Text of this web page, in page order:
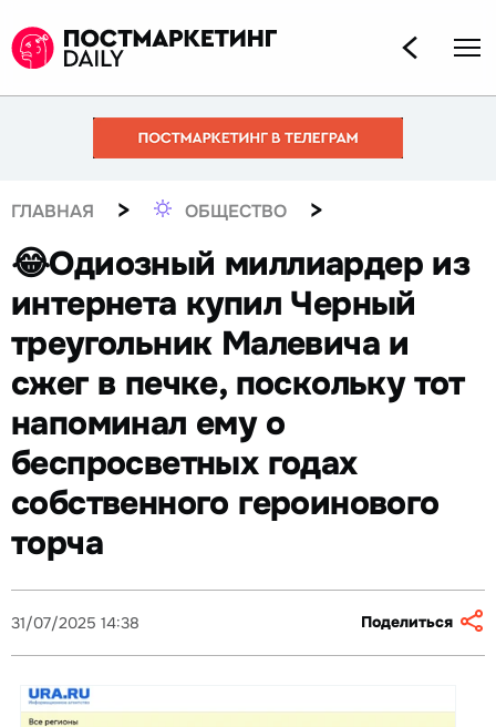
ГЛАВНАЯ > ОБЩЕСТВО >
😂Одиозный миллиардер из
интернета купил Черный
треугольник Малевича и
сжег в печке, поскольку тот
напоминал ему о
беспросветных годах
собственного героинового
торча
31/07/2025 14:38 Поделиться